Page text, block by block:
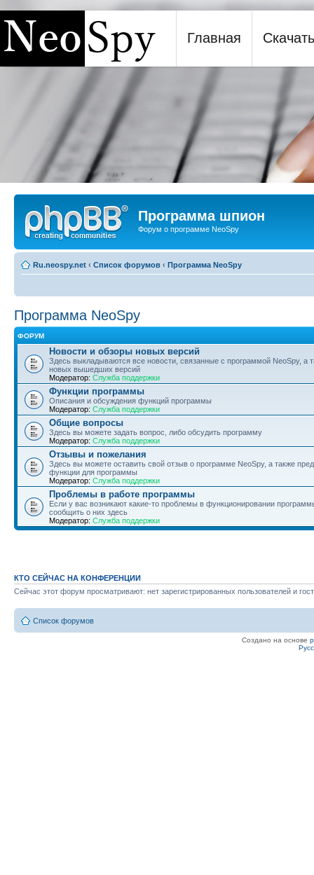
Программа шпион NeoSpy
Главная Скачать
Программа шпион
Форум о программе NeoSpy
Ru.neospy.net ‹ Список форумов ‹ Программа NeoSpy
Программа NeoSpy
ФОРУМ
Новости и обзоры новых версий
Здесь выкладываются все новости, связанные с программой NeoSpy, а
новых вышедших версий
Модератор: Служба поддержки
Функции программы
Описания и обсуждения функций программы
Модератор: Служба поддержки
Общие вопросы
Здесь вы можете задать вопрос, либо обсудить программу
Модератор: Служба поддержки
Отзывы и пожелания
Здесь вы можете оставить свой отзыв о программе NeoSpy, а также
функции для программы
Модератор: Служба поддержки
Проблемы в работе программы
Если у вас возникают какие-то проблемы в функционировании
сообщить о них здесь
Модератор: Служба поддержки
КТО СЕЙЧАС НА КОНФЕРЕНЦИИ
Сейчас этот форум просматривают: нет зарегистрированных пользователей и
Список форумов
Создано на основе